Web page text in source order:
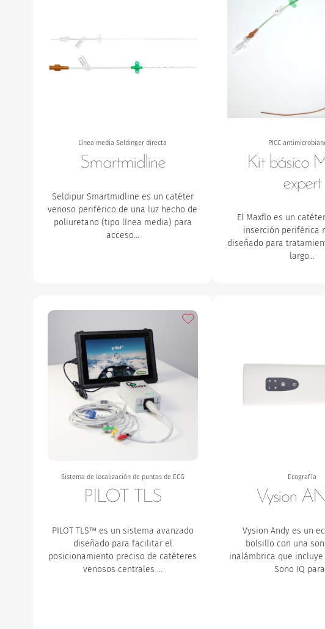
Línea media Seldinger directa
Smartmidline
Seldipur Smartmidline es un catéter
venoso periférico de una luz hecho de
poliuretano (tipo línea media) para
acceso…
PICC
Kit básico
expert
El Maxflo es un
inserción periférica
diseñado para
largo…
Sistema de localización de puntas de ECG
PILOT TLS
PILOT TLS™ es un sistema avanzado
diseñado para facilitar el
posicionamiento preciso de catéteres
venosos centrales …
Añadir a mis favoritos
Ecografía
Vysion
Vysion Andy es un
bolsillo con una
inalámbrica que
Sono IQ